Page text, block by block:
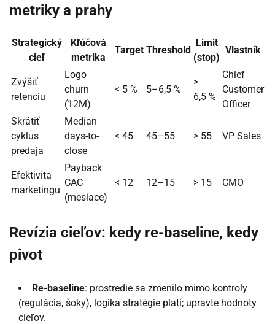
metriky a prahy
Strategický
cieľ
Kľúčová
metrika
Target Threshold
Limit
(stop)
Vlastník
Zvýšiť
retenciu
Logo
churn
(12M)
< 5 % 5–6,5 %
>
6,5 %
Chief
Customer
Officer
Skrátiť
cyklus
predaja
Median
days-to-
close
< 45 45–55 > 55 VP Sales
Efektivita
marketingu
Payback
CAC
(mesiace)
< 12 12–15 > 15 CMO
Revízia cieľov: kedy re-baseline, kedy
pivot
Re-baseline: prostredie sa zmenilo mimo kontroly
(regulácia, šoky), logika stratégie platí; upravte hodnoty
cieľov.